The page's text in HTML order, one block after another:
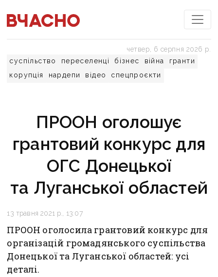
суспільство переселенці бізнес війна
гранти
корупція
нардепи відео спецпроєкти
четвер, 6 серпня 2026 р.
ПРООН оголошує
грантовий конкурс для
ОГС Донецької
та Луганської областей
13 травня 2021 р., 13:07
ПРООН оголосила грантовий конкурс для
організацій громадянського суспільства
Донецької та Луганської областей: усі
деталі.